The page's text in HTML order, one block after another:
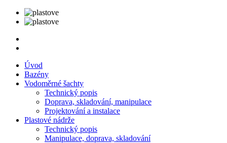
Úvod
Bazény
Vodoměrné šachty
Technický popis
Doprava, skladování, manipulace
Projektování a instalace
Plastové nádrže
Technický popis
Manipulace, doprava, skladování